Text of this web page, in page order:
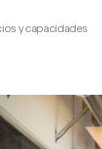
y capacidades